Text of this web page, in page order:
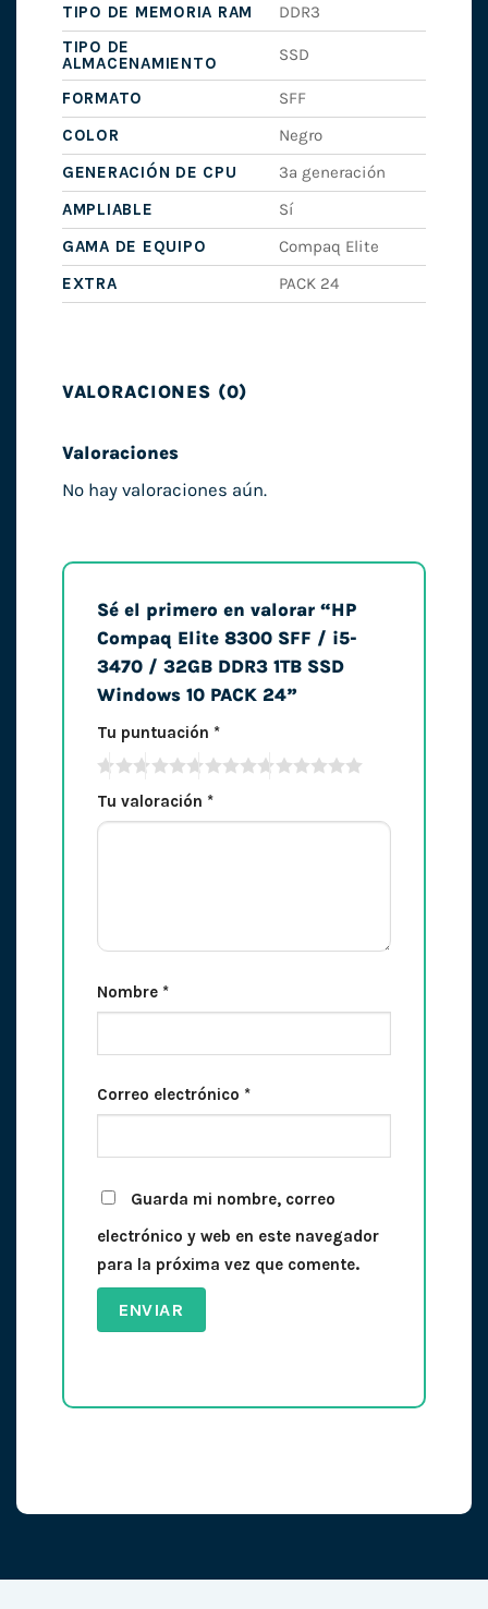
TIPO DE MEMORIA RAM
DDR3
TIPO DE
ALMACENAMIENTO
SSD
FORMATO
SFF
COLOR
Negro
GENERACIÓN DE CPU
3ª generación
AMPLIABLE
Sí
GAMA DE EQUIPO
Compaq Elite
EXTRA
PACK 24
VALORACIONES (0)
Valoraciones
No hay valoraciones aún.
Sé el primero en valorar “HP
Compaq Elite 8300 SFF / i5-
3470 / 32GB DDR3 1TB SSD
Windows 10 PACK 24”
Tu puntuación *
Tu valoración *
Nombre *
Correo electrónico *
Guarda mi nombre, correo
electrónico y web en este navegador
para la próxima vez que comente.